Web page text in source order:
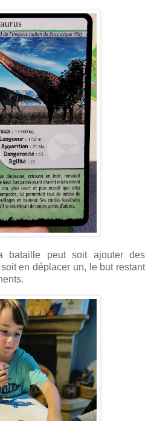
bataille peut soit ajouter des
en déplacer un, le but restant